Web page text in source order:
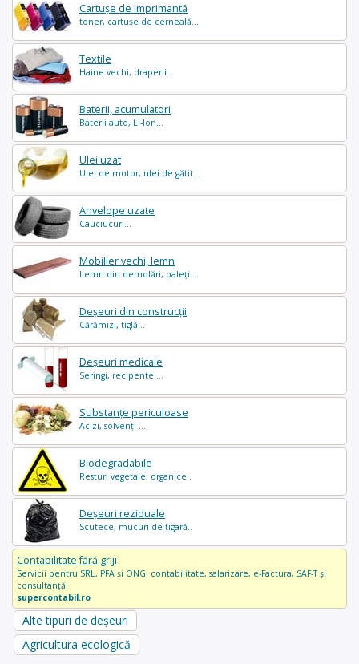
Cartușe de imprimantă
toner, cartușe de cerneală...
Textile
Haine vechi, draperii...
Baterii, acumulatori
Baterii auto, Li-Ion...
Ulei uzat
Ulei de motor, ulei de gătit...
Anvelope uzate
Cauciucuri...
Mobilier vechi, lemn
Lemn din demolări, paleți...
Deșeuri din construcții
Cărămizi, tiglă...
Deșeuri medicale
Seringi, recipente ...
Substanțe periculoase
Acizi, solvenți ...
Biodegradabile
Resturi vegetale, organice..
Deșeuri reziduale
Scutece, mucuri de țigară..
Contabilitate fără griji
Servicii pentru SRL, PFA și ONG: contabilitate, salarizare, e-Factura, SAF-T și
consultanță.
supercontabil.ro
Alte tipuri de deșeuri
Agricultura ecologică